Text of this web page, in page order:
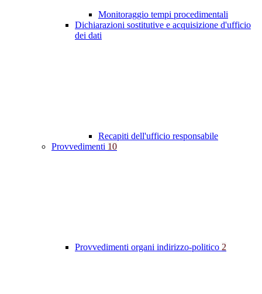
Monitoraggio tempi procedimentali
Dichiarazioni sostitutive e acquisizione d'ufficio
dei dati
Recapiti dell'ufficio responsabile
Provvedimenti 10
Provvedimenti organi indirizzo-politico 2